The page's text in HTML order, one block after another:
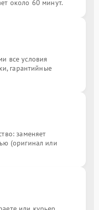
около 60 минут.
все условия
гарантийные
заменяет
(оригинал или